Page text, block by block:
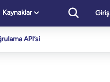
Kaynaklar
API’si